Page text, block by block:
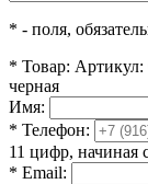
* - поля,
* Товар: Артикул:
черная
Имя:
* Телефон:
11 цифр, начиная
* Email: